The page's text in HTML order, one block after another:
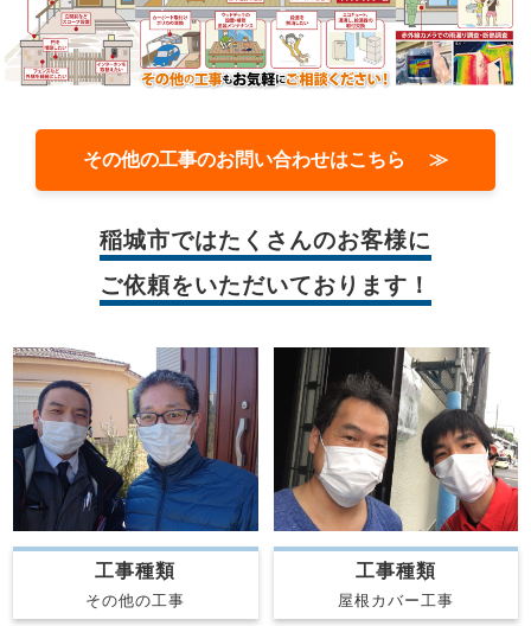
その他の工事のお問い合わせはこちら ≫
稲城市ではたくさんのお客様に
ご依頼をいただいております！
工事種類
その他の工事
工事種類
屋根カバー工事